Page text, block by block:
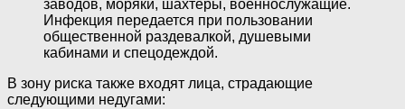
заводов, моряки, шахтеры, военнослужащие.
Инфекция передается при пользовании
общественной раздевалкой, душевыми
кабинами и спецодеждой.
В зону риска также входят лица, страдающие
следующими недугами: